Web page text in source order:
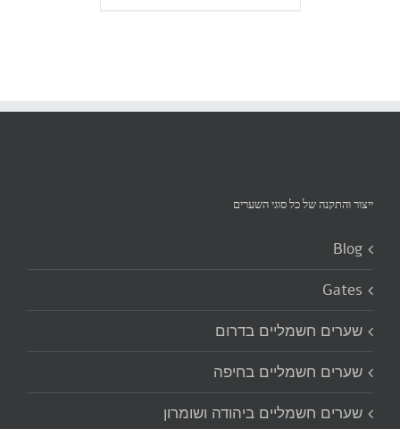
ייצור והתקנה של כל סוגי השערים‏
Blog
Gates
שערים חשמליים בדרום
שערים חשמליים בחיפה
שערים חשמליים ביהודה ושומרון